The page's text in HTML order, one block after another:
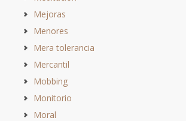
Mejoras
Menores
Mera tolerancia
Mercantil
Mobbing
Monitorio
Moral